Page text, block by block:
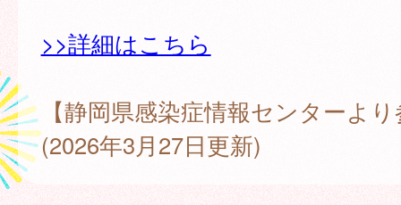
>>詳細はこちら
【静岡県感染症情報センターよ
(2026年3月27日更新)